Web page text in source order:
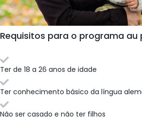
Requisitos para o programa au
Ter de 18 a 26 anos de idade
Ter conhecimento básico da língua
Não ser casado e não ter filhos